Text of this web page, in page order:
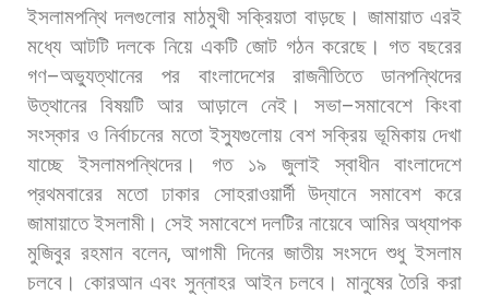
ইসলামপন্থি দলগুলোর মাঠমুখী সক্রিয়তা বাড়ছে। জামায়াত এরই
মধ্যে আটটি দলকে নিয়ে একটি জোট গঠন করেছে। গত বছরের
গণ–অভ্যুত্থানের পর বাংলাদেশের রাজনীতিতে
ডানপন্থিদের
উত্থানের বিষয়টি আর আড়ালে নেই। সভা–সমাবেশে কিংবা
সংস্কার ও নির্বাচনের মতো ইস্যুগুলোয় বেশ সক্রিয় ভূমিকায় দেখা
যাচ্ছে
ইসলামপন্থিদের। গত ১৯ জুলাই স্বাধীন
বাংলাদেশে
প্রথমবারের
মতো ঢাকার সোহরাওয়ার্দী উদ্যানে সমাবেশ করে
জামায়াতে ইসলামী। সেই সমাবেশে দলটির নায়েবে আমির অধ্যাপক
মুজিবুর রহমান বলেন,আগামী দিনের জাতীয় সংসদে শুধু ইসলাম
চলবে। কোরআন এবং সুন্নাহর আইন চলবে। মানুষের তৈরি করা